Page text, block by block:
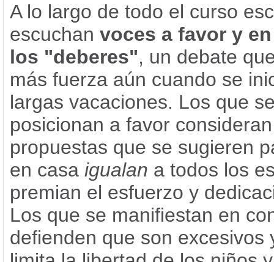
A lo largo de todo el curso
escuchan voces a favor y
los "deberes", un debate
más fuerza aún cuando se
largas vacaciones. Los que
posicionan a favor
propuestas que se sugieren
en casa igualan a todos los
premian el esfuerzo y
Los que se manifiestan en
defienden que son excesivos